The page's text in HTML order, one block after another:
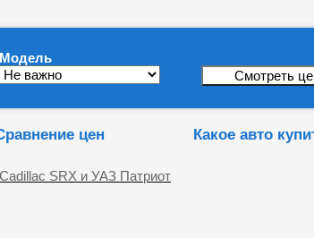
Модель
цен Какое авто
Cadillac SRX и УАЗ Патриот